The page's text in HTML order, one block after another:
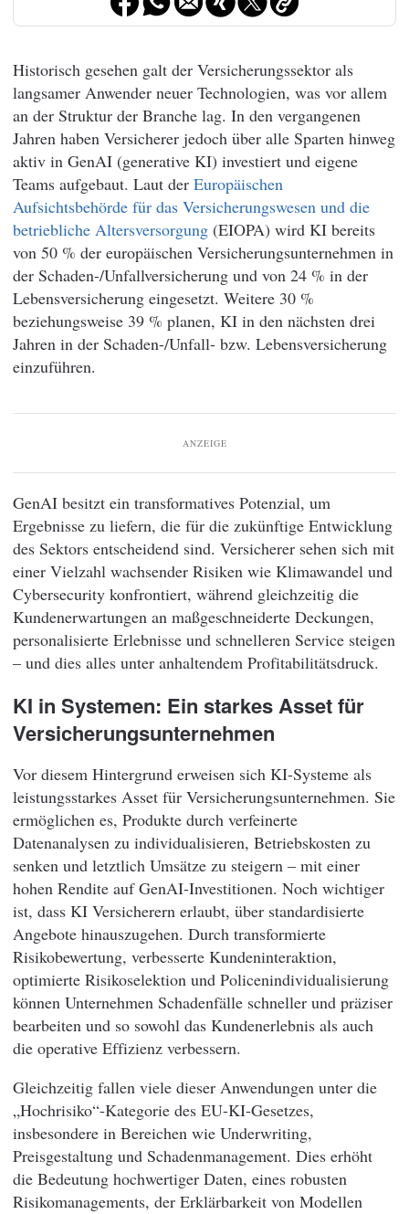
Historisch gesehen galt der Versicherungssektor als
langsamer Anwender neuer Technologien, was vor allem
an der Struktur der Branche lag. In den vergangenen
Jahren haben Versicherer jedoch über alle Sparten hinweg
aktiv in GenAI (generative KI) investiert und eigene
Teams aufgebaut. Laut der Europäischen
Aufsichtsbehörde für das Versicherungswesen und die
betriebliche Altersversorgung (EIOPA) wird KI bereits
von 50 % der europäischen Versicherungsunternehmen in
der Schaden-/Unfallversicherung und von 24 % in der
Lebensversicherung eingesetzt. Weitere 30 %
beziehungsweise 39 % planen, KI in den nächsten drei
Jahren in der Schaden-/Unfall- bzw. Lebensversicherung
einzuführen.
ANZEIGE
GenAI besitzt ein transformatives Potenzial, um
Ergebnisse zu liefern, die für die zukünftige Entwicklung
des Sektors entscheidend sind. Versicherer sehen sich mit
einer Vielzahl wachsender Risiken wie Klimawandel und
Cybersecurity konfrontiert, während gleichzeitig die
Kundenerwartungen an maßgeschneiderte Deckungen,
personalisierte Erlebnisse und schnelleren Service steigen
– und dies alles unter anhaltendem Profitabilitätsdruck.
KI in Systemen: Ein starkes Asset für
Versicherungsunternehmen
Vor diesem Hintergrund erweisen sich KI-Systeme als
leistungsstarkes Asset für Versicherungsunternehmen. Sie
ermöglichen es, Produkte durch verfeinerte
Datenanalysen zu individualisieren, Betriebskosten zu
senken und letztlich Umsätze zu steigern – mit einer
hohen Rendite auf GenAI-Investitionen. Noch wichtiger
ist, dass KI Versicherern erlaubt, über standardisierte
Angebote hinauszugehen. Durch transformierte
Risikobewertung, verbesserte Kundeninteraktion,
optimierte Risikoselektion und Policenindividualisierung
können Unternehmen Schadenfälle schneller und präziser
bearbeiten und so sowohl das Kundenerlebnis als auch
die operative Effizienz verbessern.
Gleichzeitig fallen viele dieser Anwendungen unter die
„Hochrisiko“-Kategorie des EU-KI-Gesetzes,
insbesondere in Bereichen wie Underwriting,
Preisgestaltung und Schadenmanagement. Dies erhöht
die Bedeutung hochwertiger Daten, eines robusten
Risikomanagements, der Erklärbarkeit von Modellen